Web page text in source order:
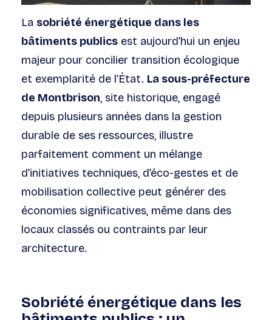
La sobriété énergétique dans les
bâtiments publics est aujourd’hui un enjeu
majeur pour concilier transition écologique
et exemplarité de l’État. La sous-préfecture
de Montbrison, site historique, engagé
depuis plusieurs années dans la gestion
durable de ses ressources, illustre
parfaitement comment un mélange
d’initiatives techniques, d’éco-gestes et de
mobilisation collective peut générer des
économies significatives, même dans des
locaux classés ou contraints par leur
architecture.
Sobriété énergétique dans les